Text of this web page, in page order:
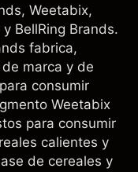
Weetabix,
BellRing Brands.
fabrica,
marca y de
consumir
Weetabix
para consumir
calientes y
de cereales y